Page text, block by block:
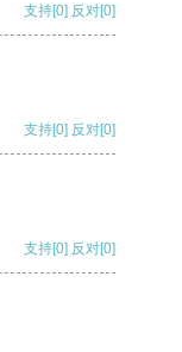
支持[0] 反对[0]
支持[0] 反对[0]
支持[0] 反对[0]